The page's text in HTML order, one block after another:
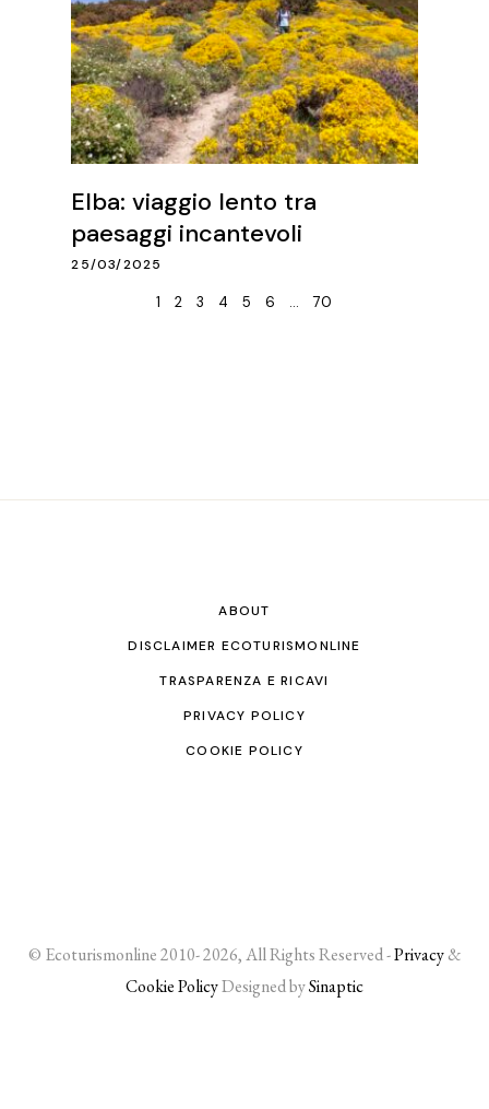
Elba: viaggio lento tra
paesaggi incantevoli
25/03/2025
1 2 3 4 5 6 … 70
ABOUT
DISCLAIMER ECOTURISMONLINE
TRASPARENZA E RICAVI
PRIVACY POLICY
COOKIE POLICY
© Ecoturismonline 2010- 2026, All Rights Reserved -Privacy&
Cookie PolicyDesigned bySinaptic